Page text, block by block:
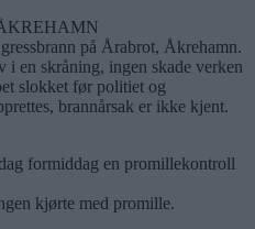
på Årabrot, Åkrehamn.
i en skråning, ingen skade verken
slokket før politiet og
brannårsak er ikke kjent.
formiddag en promillekontroll
kjørte med promille.